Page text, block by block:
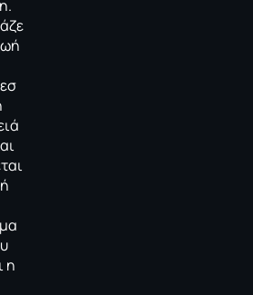
η